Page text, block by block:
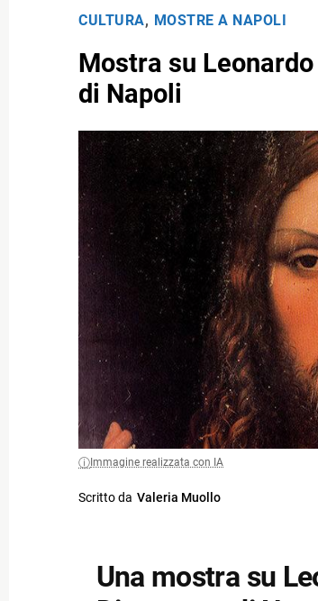
CULTURA, MOSTRE A NAPOLI
Mostra su
di Napoli
Immagine realizzata con IA
Scritto da Valeria Muollo
Una mostra su